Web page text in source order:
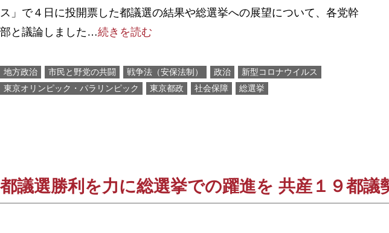
ス」で４日に投開票した都議選の結果や総選挙への展望について、各党幹
部と議論しました…続きを読む
地方政治 市民と野党の共闘 戦争法（安保法制） 政治
新型コロナウイルス
東京オリンピック・パラリンピック
東京都政 社会保障 総選挙
都議選勝利を力に総選挙での躍進を 共産１９都